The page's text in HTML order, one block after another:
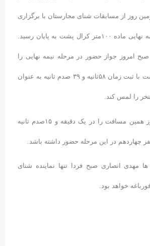
روز از مسابقات شنای مجارستان با برگزاری
رقابت های مرحله نیمه نهایی ماده ١٠٠متر کرال پشت به پایان رسید.
امروز جواز حضور در مرحله نیمه نهایی را
کسب کرده بود توانست با ثبت زمان ۵٨ثانیه و ٣٩ صدم ثانیه به عنوان
را لمس کند.
چاوشی فر صبح امروز همین مسافت را در یک دقیقه و ۱۵صدم ثانیه
چهاردهم در این مرحله حضور داشته باشد.
مهدی انصاری صبح فردا تنها نماینده شنای